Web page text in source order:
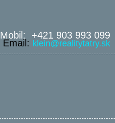
Mobil: +421 903 993 099
Email: klein@realitytatry.sk